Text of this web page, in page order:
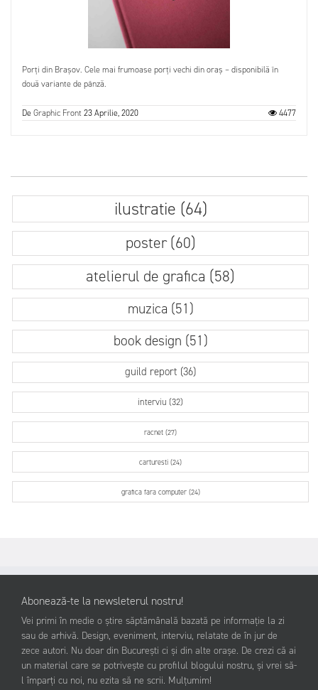
Porți din Brașov. Cele mai frumoase porți vechi din oraș – disponibilă în
două variante de pânză.
DeGraphic Front23 Aprilie, 2020 4477
ilustratie (64)
poster (60)
atelierul de grafica (58)
muzica (51)
book design (51)
guild report (36)
interviu (32)
racnet (27)
carturesti (24)
grafica fara computer (24)
Abonează-te la newsleterul nostru!
Vei primi în medie o știre săptămânală bazată pe informație la zi
sau de arhivă. Design, eveniment, interviu, relatate de în jur de
zece autori. Nu doar din București ci și din alte orașe. De crezi că ai
un material care se potrivește cu profilul blogului nostru, și vrei să-
l împarți cu noi, nu ezita să ne scrii. Mulțumim!